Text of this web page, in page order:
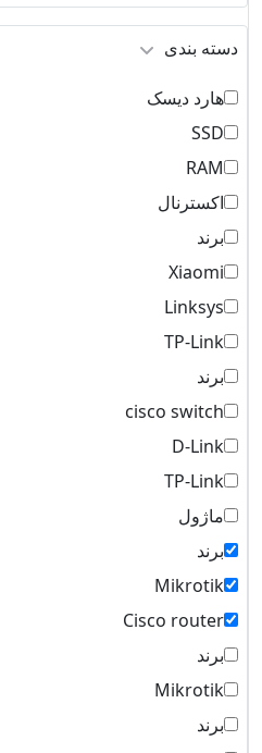
دسته بندی
هارد دیسک
SSD
RAM
اکسترنال
برند
Xiaomi
Linksys
TP-Link
برند
cisco switch
D-Link
TP-Link
ماژول
برند
Mikrotik
Cisco router
برند
Mikrotik
برند